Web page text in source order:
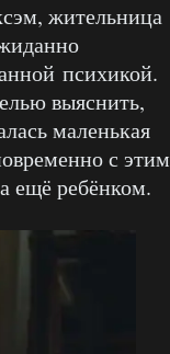
жительница
психикой.
выяснить,
маленькая
с этим
ещё ребёнком.